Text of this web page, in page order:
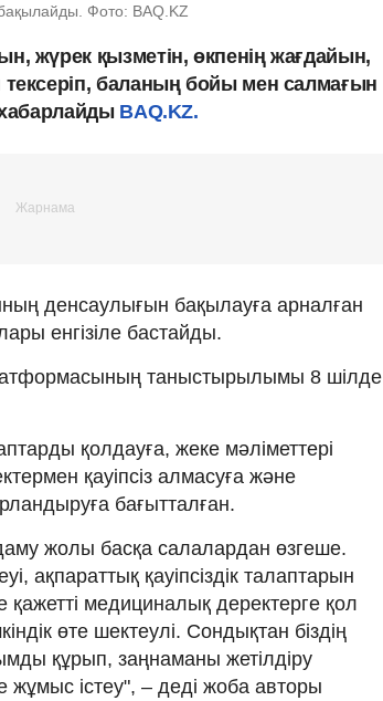
Фото: BAQ.KZ
жүрек қызметін, өкпенің жағдайын,
баланың бойы мен салмағын
BAQ.KZ.
денсаулығын бақылауға арналған
енгізіле бастайды.
таныстырылымы 8 шілде
қолдауға, жеке мәліметтері
қауіпсіз алмасуға және
бағытталған.
жолы басқа салалардан өзгеше.
ақпараттық қауіпсіздік талаптарын
қажетті медициналық деректерге қол
өте шектеулі. Сондықтан біздің
құрып, заңнаманы жетілдіру
жұмыс істеу", – деді жоба авторы